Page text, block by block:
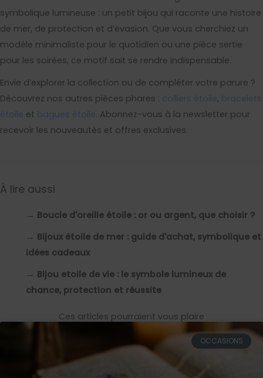
symbolique lumineuse : un petit bijou qui raconte une histoire
de mer, de protection et d’évasion. Que vous cherchiez un
modèle minimaliste pour le quotidien ou une pièce sertie
pour les soirées, ce motif sait se rendre indispensable.
Envie d’explorer la collection ou de compléter votre parure ?
Découvrez nos autres pièces phares : colliers étoile, bracelets
étoile et bagues étoile. Abonnez-vous à la newsletter pour
recevoir les nouveautés et offres exclusives.
À lire aussi
→ Boucle d'oreille étoile : or ou argent, que choisir ?
→ Bijoux étoile de mer : guide d'achat, symbolique et
idées cadeaux
→ Bijou etoile de vie : le symbole lumineux de
chance, protection et réussite
Ces articles pourraient vous plaire
OCCASIONS